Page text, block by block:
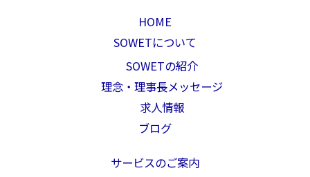
HOME
SOWETについて
SOWETの紹介
理念・理事長メッセージ
求人情報
ブログ
サービスのご案内